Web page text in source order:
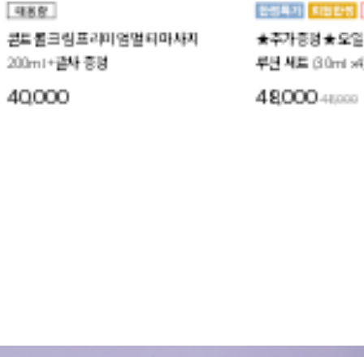
★추가증정★ 오일 인 세럼 4-세럼 솔
루션 세트 (30ml x4) +미드나이트스페
셜 세트 1세트 증정
48,000
더블 모이스처
30ml 6개
72,000